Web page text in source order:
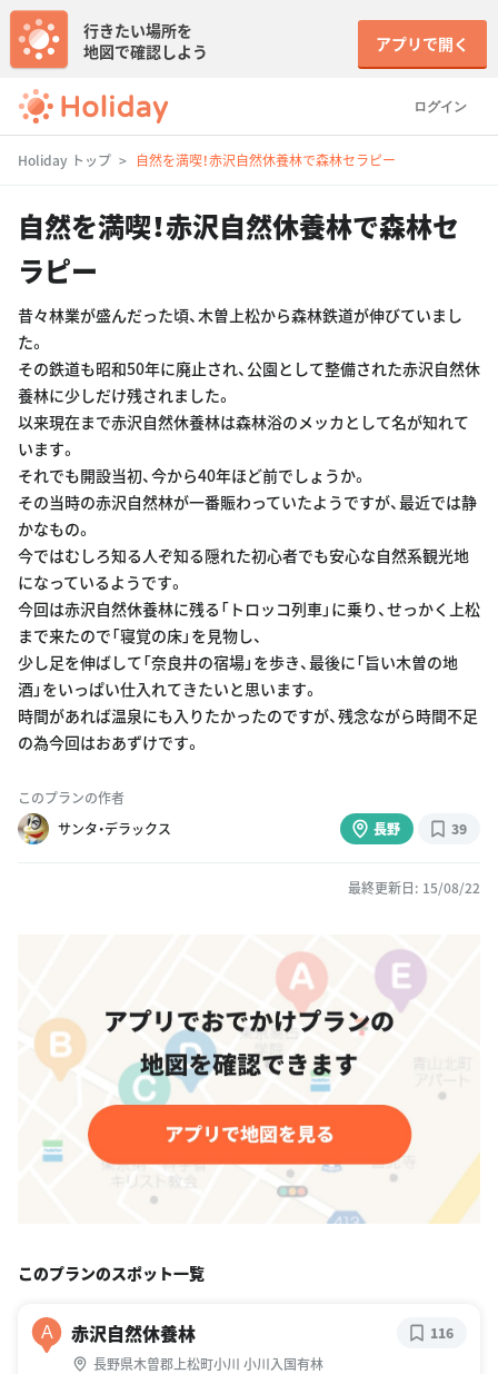
ログイン
行きたい場所を
地図で確認しよう
アプリで開く
Holiday トップ 自然を満喫！赤沢自然休養林で森林セラピー
自然を満喫！赤沢自然休養林で森林セ
ラピー
昔々林業が盛んだった頃、木曽上松から森林鉄道が伸びていまし
た。
その鉄道も昭和50年に廃止され、公園として整備された赤沢自然休
養林に少しだけ残されました。
以来現在まで赤沢自然休養林は森林浴のメッカとして名が知れて
います。
それでも開設当初、今から40年ほど前でしょうか。
その当時の赤沢自然林が一番賑わっていたようですが、最近では静
かなもの。
今ではむしろ知る人ぞ知る隠れた初心者でも安心な自然系観光地
になっているようです。
今回は赤沢自然休養林に残る「トロッコ列車」に乗り、せっかく上松
まで来たので「寝覚の床」を見物し、
少し足を伸ばして「奈良井の宿場」を歩き、最後に「旨い木曽の地
酒」をいっぱい仕入れてきたいと思います。
時間があれば温泉にも入りたかったのですが、残念ながら時間不足
の為今回はおあずけです。
このプランの作者
サンタ・デラックス
長野 39
最終更新日: 15/08/22
このプランのスポット一覧
A 赤沢自然休養林
長野県木曽郡上松町小川 小川入国有林
116